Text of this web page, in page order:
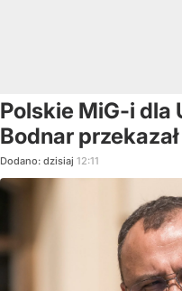
Polskie MiG-i dla
Bodnar
Dodano: dzisiaj 12:11